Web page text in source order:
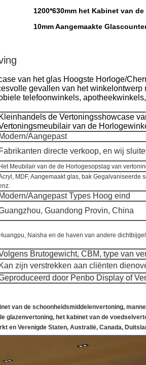
1200*630mm het Kabinet van
10mm Aangemaakte
van het glas Hoogste Horloge/
gevallen van het
telefoonwinkels,
Kleinhandels de Vertoningsshowcase
van de
Modern/Aangepast
Fabrikanten directe verkoop, en wij
Het Meubilair van de de Horlogesopslag van
MDF, Aangemaakt glas, bak
Modern/Aangepast Types Hoog eind
Guandong Provin, China
Huangpu, Naisha en de haven van andere
Brutogewicht, CBM, type van
Kan zijn verstrekken aan cliënten
door Penbo Display of
van de schoonheidsmiddelenvertoning,
glazenvertoning, het kabinet van de
en Verenigde Staten, Australië, Canada,